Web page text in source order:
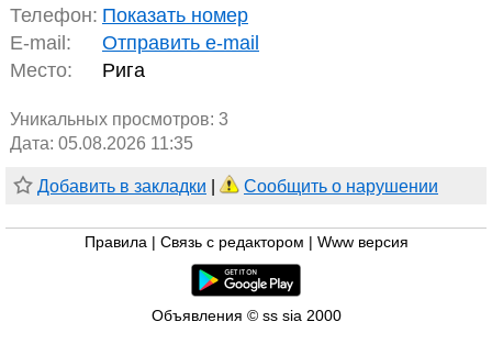
Телефон: Показать номер
E-mail:
Отправить e-mail
Место:
Рига
Уникальных просмотров: 3
Дата: 05.08.2026 11:35
Добавить в закладки Сообщить о нарушении
Правила Связь с редактором Www версия
Объявления © ss sia 2000